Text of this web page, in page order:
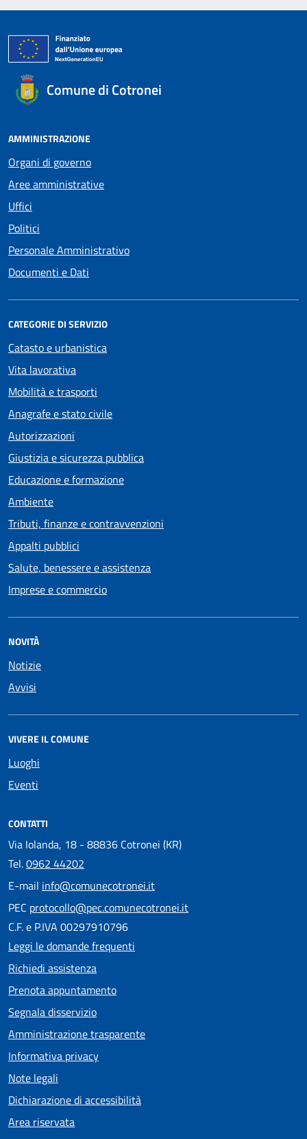
Comune di Cotronei
AMMINISTRAZIONE
Organi di governo
Aree amministrative
Uffici
Politici
Personale Amministrativo
Documenti e Dati
CATEGORIE DI SERVIZIO
Catasto e urbanistica
Vita lavorativa
Mobilità e trasporti
Anagrafe e stato civile
Autorizzazioni
Giustizia e sicurezza pubblica
Educazione e formazione
Ambiente
Tributi, finanze e contravvenzioni
Appalti pubblici
Salute, benessere e assistenza
Imprese e commercio
NOVITÀ
Notizie
Avvisi
VIVERE IL COMUNE
Luoghi
Eventi
CONTATTI
Via Iolanda, 18 - 88836 Cotronei (KR)
Tel.0962 44202
E-mail info@comunecotronei.it
PEC protocollo@pec.comunecotronei.it
C.F. e P.IVA 00297910796
Leggi le domande frequenti
Richiedi assistenza
Prenota appuntamento
Segnala disservizio
Amministrazione trasparente
Informativa privacy
Note legali
Dichiarazione di accessibilità
Area riservata